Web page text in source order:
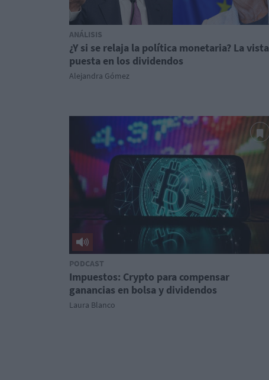
ANÁLISIS
¿Y si se relaja la política monetaria? La vista
puesta en los dividendos
Alejandra Gómez
PODCAST
Impuestos: Crypto para compensar
ganancias en bolsa y dividendos
Laura Blanco